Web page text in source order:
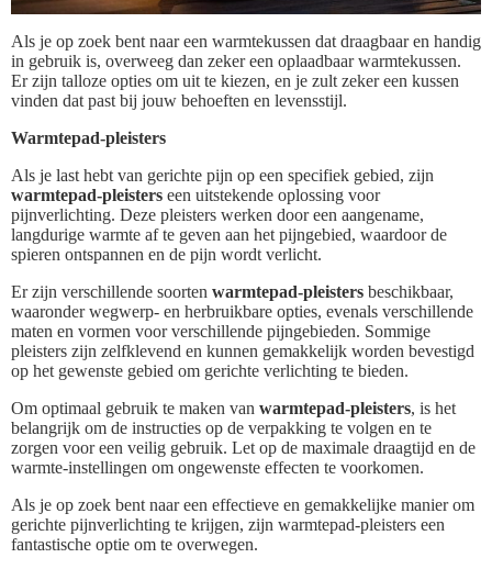
Als je op zoek bent naar een warmtekussen dat draagbaar en handig
in gebruik is, overweeg dan zeker een oplaadbaar warmtekussen.
Er zijn talloze opties om uit te kiezen, en je zult zeker een kussen
vinden dat past bij jouw behoeften en levensstijl.
Warmtepad-pleisters
Als je last hebt van gerichte pijn op een specifiek gebied, zijn
warmtepad-pleisters een uitstekende oplossing voor
pijnverlichting. Deze pleisters werken door een aangename,
langdurige warmte af te geven aan het pijngebied, waardoor de
spieren ontspannen en de pijn wordt verlicht.
Er zijn verschillende soorten warmtepad-pleisters beschikbaar,
waaronder wegwerp- en herbruikbare opties, evenals verschillende
maten en vormen voor verschillende pijngebieden. Sommige
pleisters zijn zelfklevend en kunnen gemakkelijk worden bevestigd
op het gewenste gebied om gerichte verlichting te bieden.
Om optimaal gebruik te maken van warmtepad-pleisters, is het
belangrijk om de instructies op de verpakking te volgen en te
zorgen voor een veilig gebruik. Let op de maximale draagtijd en de
warmte-instellingen om ongewenste effecten te voorkomen.
Als je op zoek bent naar een effectieve en gemakkelijke manier om
gerichte pijnverlichting te krijgen, zijn warmtepad-pleisters een
fantastische optie om te overwegen.